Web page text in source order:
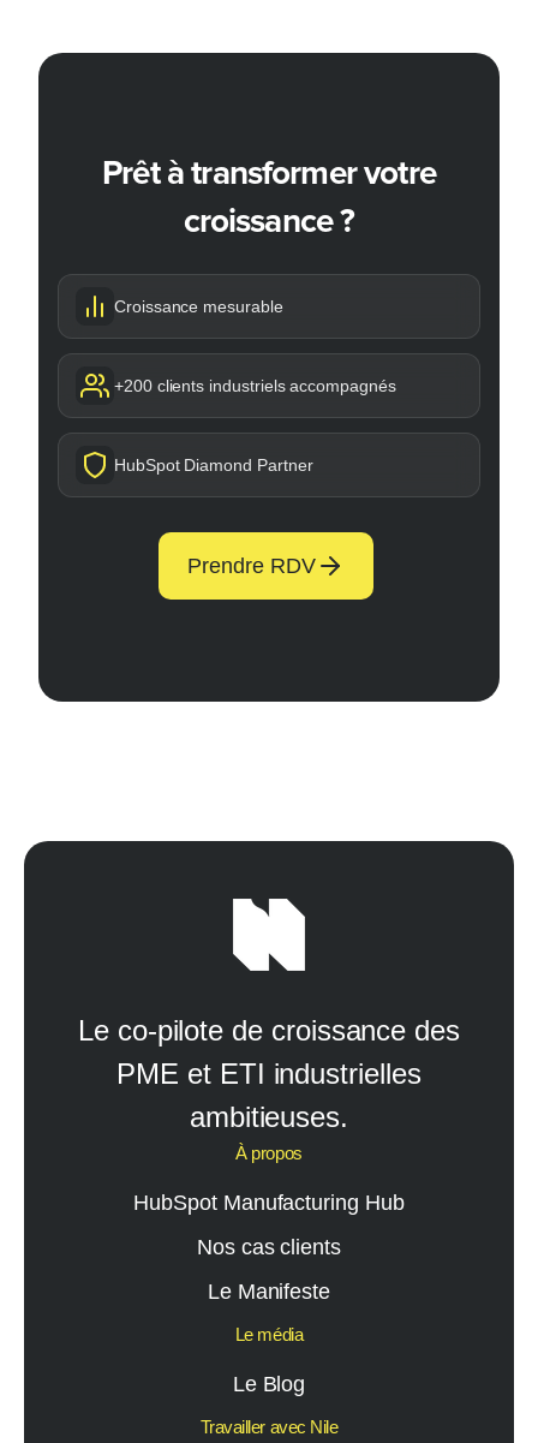
Prêt à transformer votre
croissance ?
Croissance mesurable
+200 clients industriels accompagnés
HubSpot Diamond Partner
Prendre RDV
Le co-pilote de croissance des
PME et ETI industrielles
ambitieuses.
À propos
HubSpot Manufacturing Hub
Nos cas clients
Le Manifeste
Le média
Le Blog
Travailler avec Nile